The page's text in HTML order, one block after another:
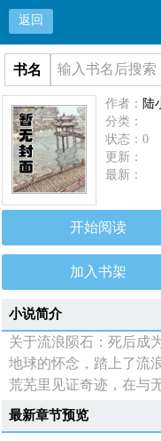
返回
书名
作者： 陆
分类：
状态：0
更新：
最新：
开始阅读
加入书架
小说简介
关于流浪陨石：死后成
地球的怀念，踏上了流
荒芜里见证奇迹，在与
最新章节预览